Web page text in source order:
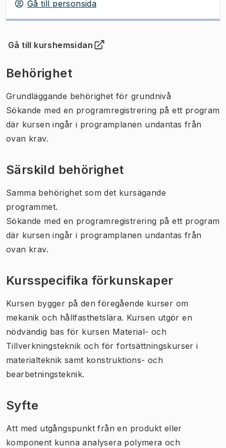
Gå till personsida
Gå till kurshemsidan
(Öppnas i ny flik)
Behörighet
Grundläggande behörighet för grundnivå
Sökande med en programregistrering på ett program
där kursen ingår i programplanen undantas från
ovan krav.
Särskild behörighet
Samma behörighet som det kursägande
programmet.
Sökande med en programregistrering på ett program
där kursen ingår i programplanen undantas från
ovan krav.
Kursspecifika förkunskaper
Kursen bygger på den föregående kurser om
mekanik och hållfasthetslära. Kursen utgör en
nödvändig bas för kursen Material- och
Tillverkningsteknik och för fortsättningskurser i
materialteknik samt konstruktions- och
bearbetningsteknik.
Syfte
Att med utgångspunkt från en produkt eller
komponent kunna analysera polymera och